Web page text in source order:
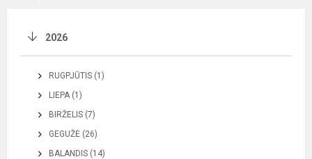
2026
RUGPJŪTIS (1)
LIEPA (1)
BIRŽELIS (7)
GEGUŽĖ (26)
BALANDIS (14)